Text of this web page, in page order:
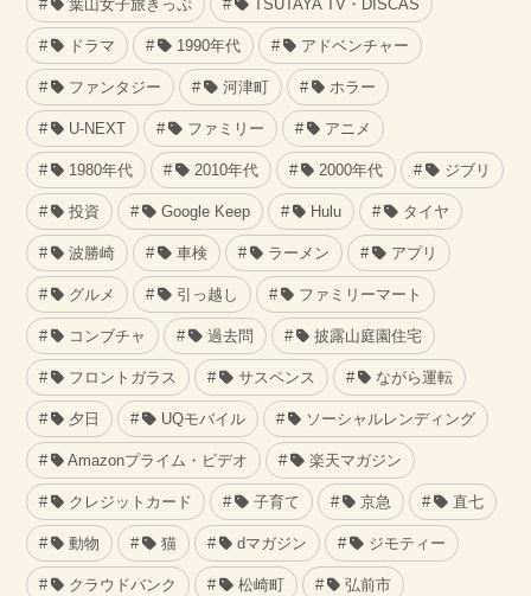
葉山女子旅きっぷ TSUTAYA TV・DISCAS
ドラマ 1990年代 アドベンチャー
ファンタジー 河津町 ホラー
U-NEXT ファミリー アニメ
1980年代 2010年代 2000年代 ジブリ
投資 Google Keep Hulu タイヤ
波勝崎 車検 ラーメン アプリ
グルメ 引っ越し ファミリーマート
コンブチャ 過去問 披露山庭園住宅
フロントガラス サスペンス ながら運転
夕日 UQモバイル ソーシャルレンディング
Amazonプライム・ビデオ 楽天マガジン
クレジットカード 子育て 京急 直七
動物 猫 dマガジン ジモティー
クラウドバンク 松崎町 弘前市